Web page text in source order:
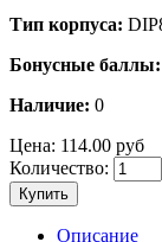
Тип корпуса:
Бонусные баллы:
Наличие: 0
Цена: 114.00 руб
Количество:
Купить
Описание